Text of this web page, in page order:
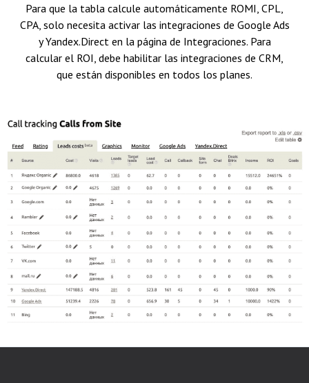
Para que la tabla calcule automáticamente ROMI, CPL,
CPA, solo necesita activar las integraciones de Google Ads
y Yandex.Direct en la página de Integraciones. Para
calcular el ROI, debe habilitar las integraciones de CRM,
que están disponibles en todos los planes.